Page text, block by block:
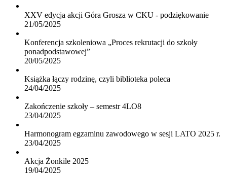
XXV edycja akcji Góra Grosza w CKU - podziękowanie
21/05/2025
Konferencja szkoleniowa „Proces rekrutacji do szkoły
ponadpodstawowej”
20/05/2025
Książka łączy rodzinę, czyli biblioteka poleca
24/04/2025
Zakończenie szkoły – semestr 4LO8
23/04/2025
Harmonogram egzaminu zawodowego w sesji LATO 2025 r.
23/04/2025
Akcja Żonkile 2025
19/04/2025